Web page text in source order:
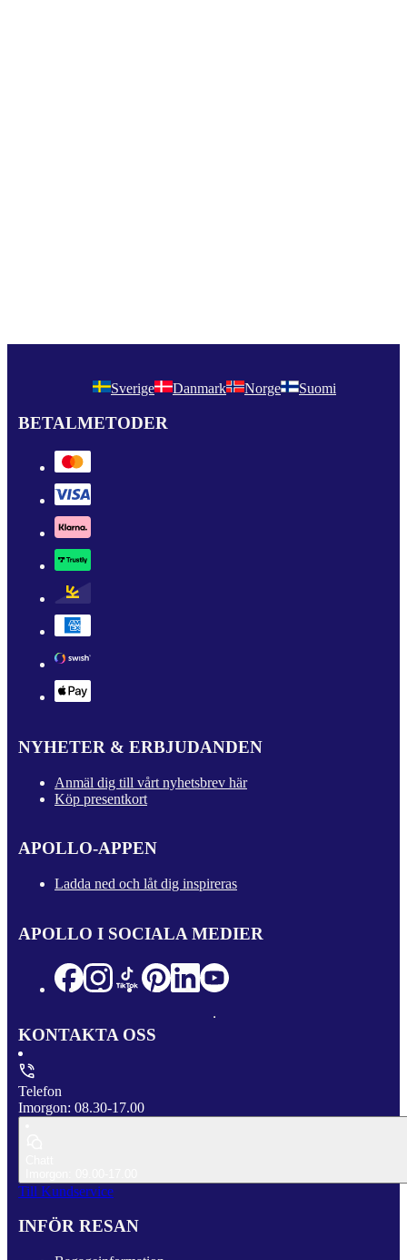
Sverige Danmark Norge Suomi
BETALMETODER
NYHETER & ERBJUDANDEN
Anmäl dig till vårt nyhetsbrev här
Köp presentkort
APOLLO-APPEN
Ladda ned och låt dig inspireras
APOLLO I SOCIALA MEDIER
KONTAKTA OSS
Telefon
Imorgon: 08.30-17.00
Till Kundservice
INFÖR RESAN